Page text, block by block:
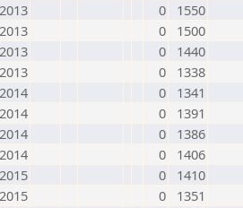
0
1550
0
1500
0
1440
0
1338
0
1341
0
1391
0
1386
0
1406
0
1410
0
1351